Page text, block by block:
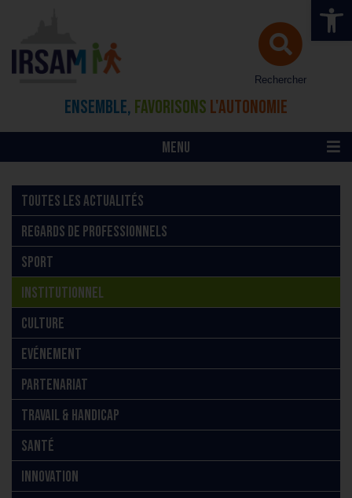
Ouvrir
Rechercher
ENSEMBLE, FAVORISONS L'AUTONOMIE
MENU
TOUTES LES ACTUALITÉS
REGARDS DE PROFESSIONNELS
SPORT
INSTITUTIONNEL
CULTURE
EVÉNEMENT
PARTENARIAT
TRAVAIL & HANDICAP
SANTÉ
INNOVATION